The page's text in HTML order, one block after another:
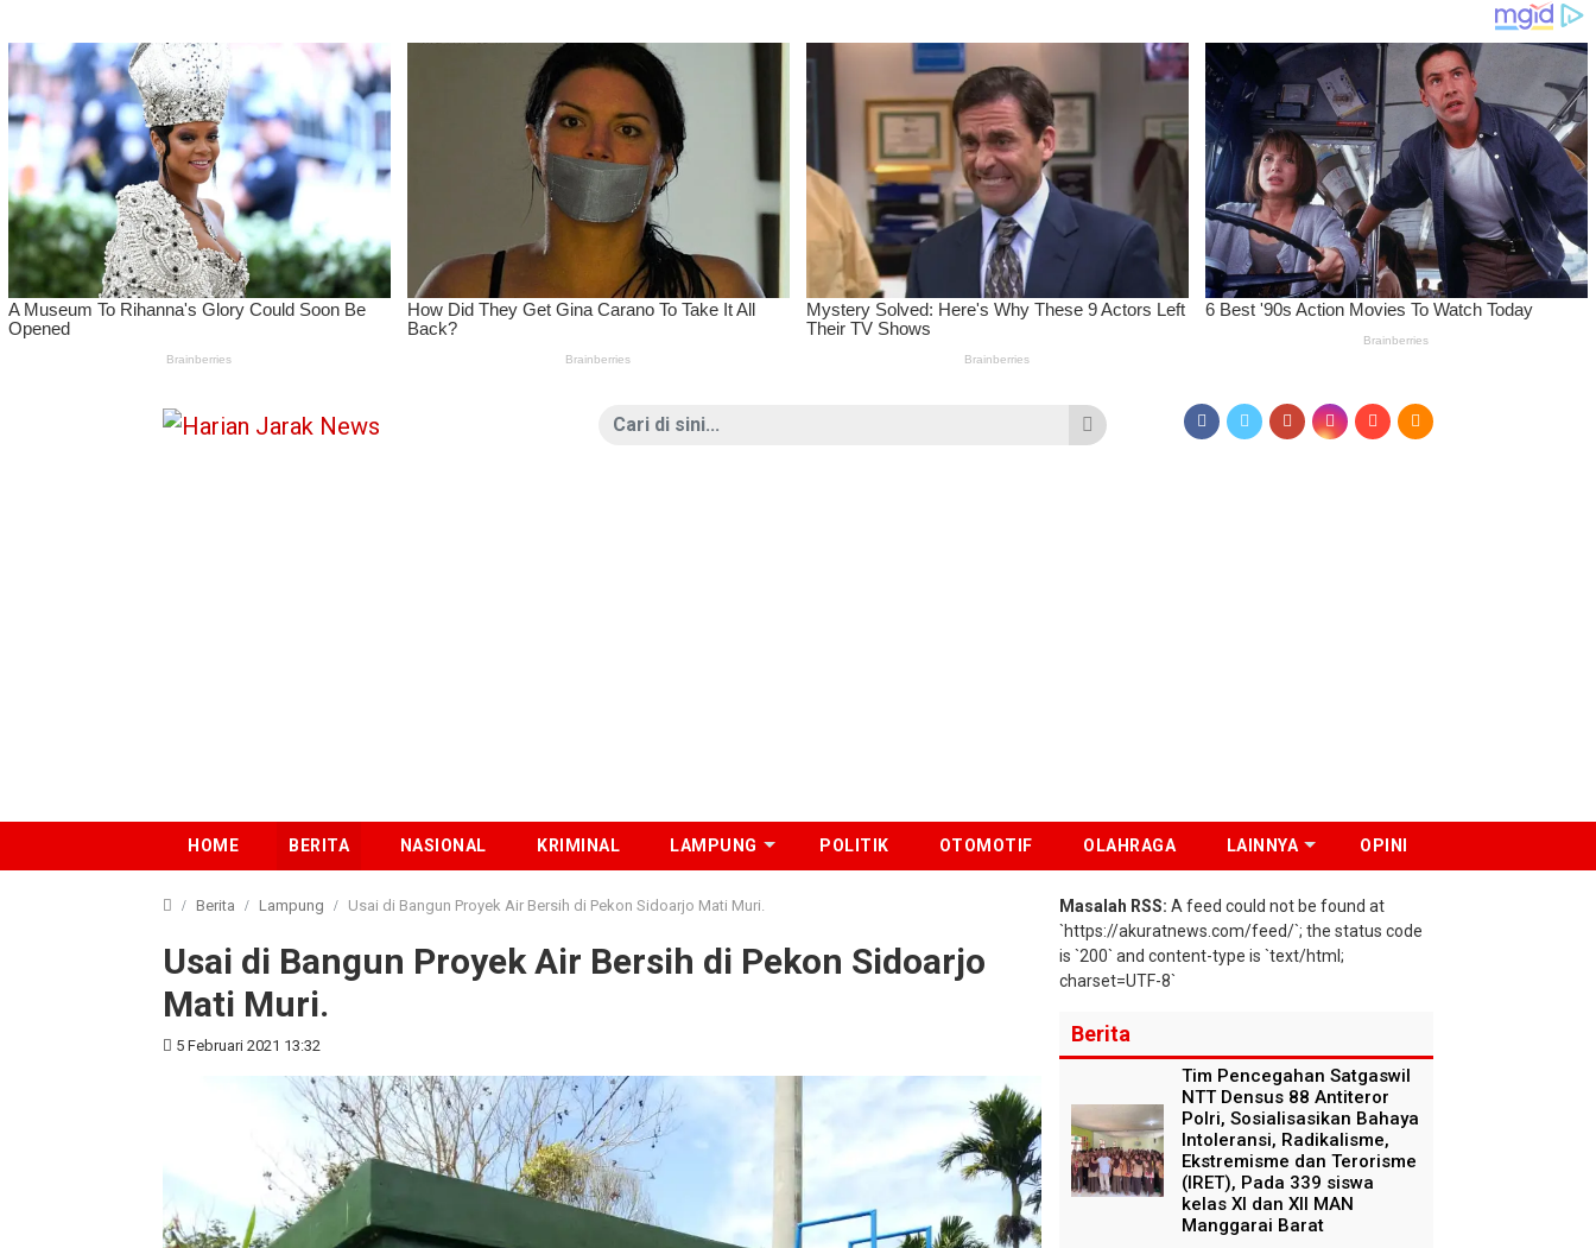
HOME BERITA NASIONAL KRIMINAL LAMPUNG POLITIK OTOMOTIF OLAHRAGA LAINNYA OPINI
Berita Lampung Usai di Bangun Proyek Air Bersih di Pekon Sidoarjo Mati Muri.
Usai di Bangun Proyek Air Bersih di Pekon Sidoarjo
Mati Muri.
5 Februari 2021 13:32
Masalah RSS: A feed could not be found at
`https://akuratnews.com/feed/`; the status code
is `200` and content-type is `text/html;
charset=UTF-8`
Berita
Tim Pencegahan Satgaswil
NTT Densus 88 Antiteror
Polri, Sosialisasikan Bahaya
Intoleransi, Radikalisme,
Ekstremisme dan Terorisme
(IRET), Pada 339 siswa
kelas XI dan XII MAN
Manggarai Barat